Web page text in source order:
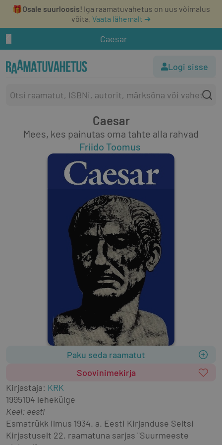
🎁Osale suurloosis! Iga raamatuvahetus on uus võimalus
võita. Vaata lähemalt ➔
Caesar
Logi sisse
Caesar
Mees, kes painutas oma tahte alla rahvad
Friido Toomus
Paku seda raamatut
Soovinimekirja
Kirjastaja: KRK
1995104 lehekülge
Keel: eesti
Esmatrükk ilmus 1934. a. Eesti Kirjanduse Seltsi
Kirjastuselt 22. raamatuna sarjas "Suurmeeste